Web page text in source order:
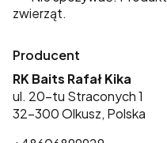
zwierząt.
Producent
RK Baits Rafał Kika
ul. 20-tu Straconych 1
32-300 Olkusz, Polska